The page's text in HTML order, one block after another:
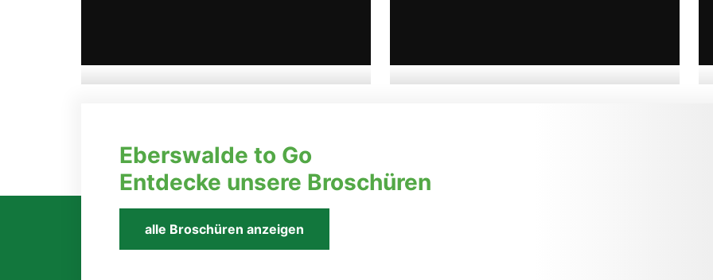
Peddigrohr 3
Eberswalde to Go
Entdecke unsere Broschüren
alle Broschüren anzeigen